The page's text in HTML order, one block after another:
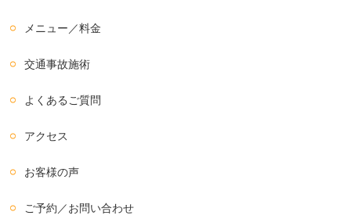
メニュー／料金
交通事故施術
よくあるご質問
アクセス
お客様の声
ご予約／お問い合わせ